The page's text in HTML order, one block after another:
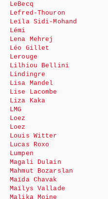
LeBecq
Lefred-Thouron
Leïla Sidi-Mohand
Lémi
Lena Mehrej
Léo Gillet
Lerouge
Lilhiou Bellini
Lindingre
Lisa Mandel
Lise Lacombe
Liza Kaka
LMG
Loez
Loez
Louis Witter
Lucas Roxo
Lumpen
Magali Dulain
Mahmut Bozarslan
Maïda Chavak
Maïlys Vallade
Malika Moine